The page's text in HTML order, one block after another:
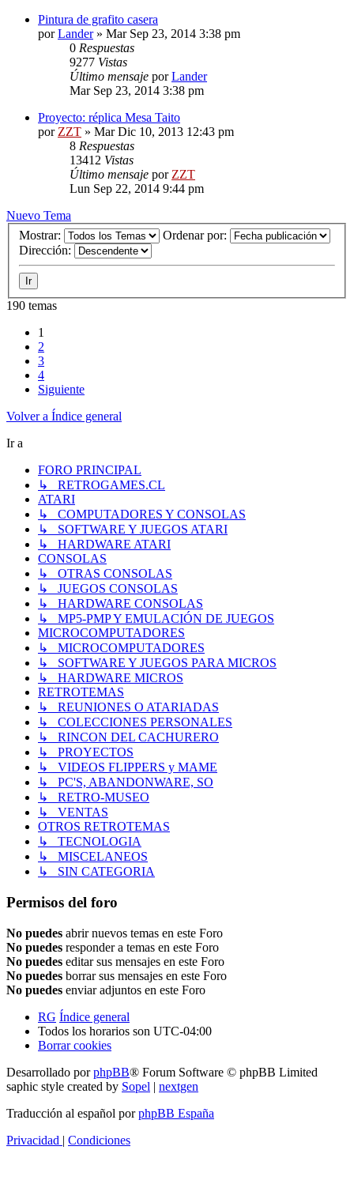
Pintura de grafito casera
porLander» Mar Sep 23, 2014 3:38 pm
0 Respuestas
9277 Vistas
Último mensaje porLander
Mar Sep 23, 2014 3:38 pm
Proyecto: réplica Mesa Taito
por ZZT » Mar Dic 10, 2013 12:43 pm
8 Respuestas
13412 Vistas
Último mensaje por ZZT
Lun Sep 22, 2014 9:44 pm
Nuevo Tema
Mostrar:
Ordenar por:
Dirección:
190 temas
1
2
3
4
Siguiente
Volver a Índice general
Ir a
FORO PRINCIPAL
↳ RETROGAMES.CL
ATARI
↳ COMPUTADORES Y CONSOLAS
↳ SOFTWARE Y JUEGOS ATARI
↳ HARDWARE ATARI
CONSOLAS
↳ OTRAS CONSOLAS
↳ JUEGOS CONSOLAS
↳ HARDWARE CONSOLAS
↳ MP5-PMP Y EMULACIÓN DE JUEGOS
MICROCOMPUTADORES
↳ MICROCOMPUTADORES
↳ SOFTWARE Y JUEGOS PARA MICROS
↳ HARDWARE MICROS
RETROTEMAS
↳ REUNIONES O ATARIADAS
↳ COLECCIONES PERSONALES
↳ RINCON DEL CACHURERO
↳ PROYECTOS
↳ VIDEOS FLIPPERS y MAME
↳ PC'S, ABANDONWARE, SO
↳ RETRO-MUSEO
↳ VENTAS
OTROS RETROTEMAS
↳ TECNOLOGIA
↳ MISCELANEOS
↳ SIN CATEGORIA
Permisos del foro
No puedes abrir nuevos temas en este Foro
No puedes responder a temas en este Foro
No puedes editar sus mensajes en este Foro
No puedes borrar sus mensajes en este Foro
No puedes enviar adjuntos en este Foro
RG Índice general
Todos los horarios son UTC-04:00
Borrar cookies
Desarrollado porphpBB® Forum Software © phpBB Limited
saphic style created by Sopel | nextgen
Traducción al español porphpBB España
Privacidad | Condiciones